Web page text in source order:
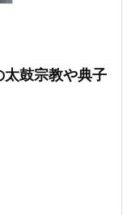
太鼓宗教や典子